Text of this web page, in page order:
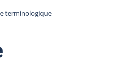
terminologique